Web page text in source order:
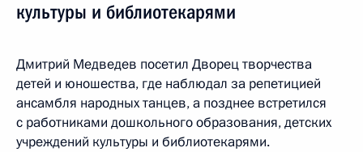
культуры и библиотекарями
Дмитрий Медведев посетил Дворец творчества
детей и юношества, где наблюдал за репетицией
ансамбля народных танцев, а позднее встретился
с работниками дошкольного образования, детских
учреждений культуры и библиотекарями.